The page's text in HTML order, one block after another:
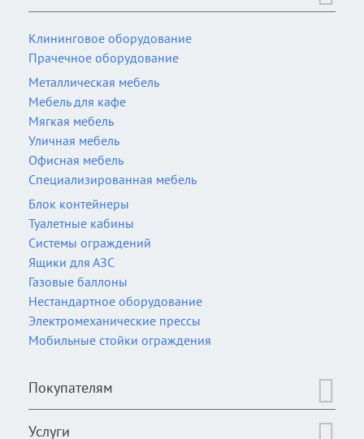
Клининговое оборудование
Прачечное оборудование
Металлическая мебель
Мебель для кафе
Мягкая мебель
Уличная мебель
Офисная мебель
Специализированная мебель
Блок контейнеры
Туалетные кабины
Системы ограждений
Ящики для АЗС
Газовые баллоны
Нестандартное оборудование
Электромеханические прессы
Мобильные стойки ограждения
Покупателям
Услуги